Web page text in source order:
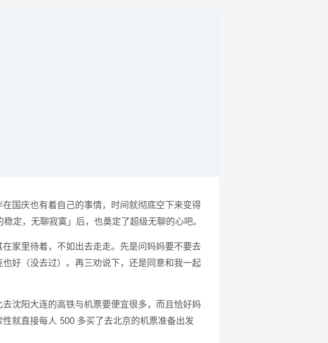
国庆也有着自己的事情，时间就彻底空下来变得
定，无聊寂寞」后，也奠定了超级无聊的心吧。
家里待着，不如出去走走。先是问妈妈要不要去
好（没去过）。再三劝说下，还是同意和我一起
沈阳大连的高铁与机票要便宜很多，而且恰好妈
就直接每人 500 多买了去北京的机票准备出发